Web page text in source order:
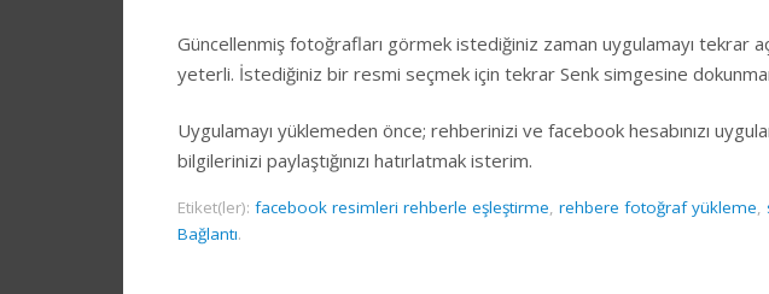
Güncellenmiş fotoğrafları görmek istediğiniz zaman uygulamayı tekrar
yeterli. İstediğiniz bir resmi seçmek için tekrar Senk simgesine
Uygulamayı yüklemeden önce; rehberinizi ve facebook hesabınızı
bilgilerinizi paylaştığınızı hatırlatmak isterim.
Etiket(ler): facebook resimleri rehberle eşleştirme, rehbere fotoğraf yükleme,
Bağlantı.